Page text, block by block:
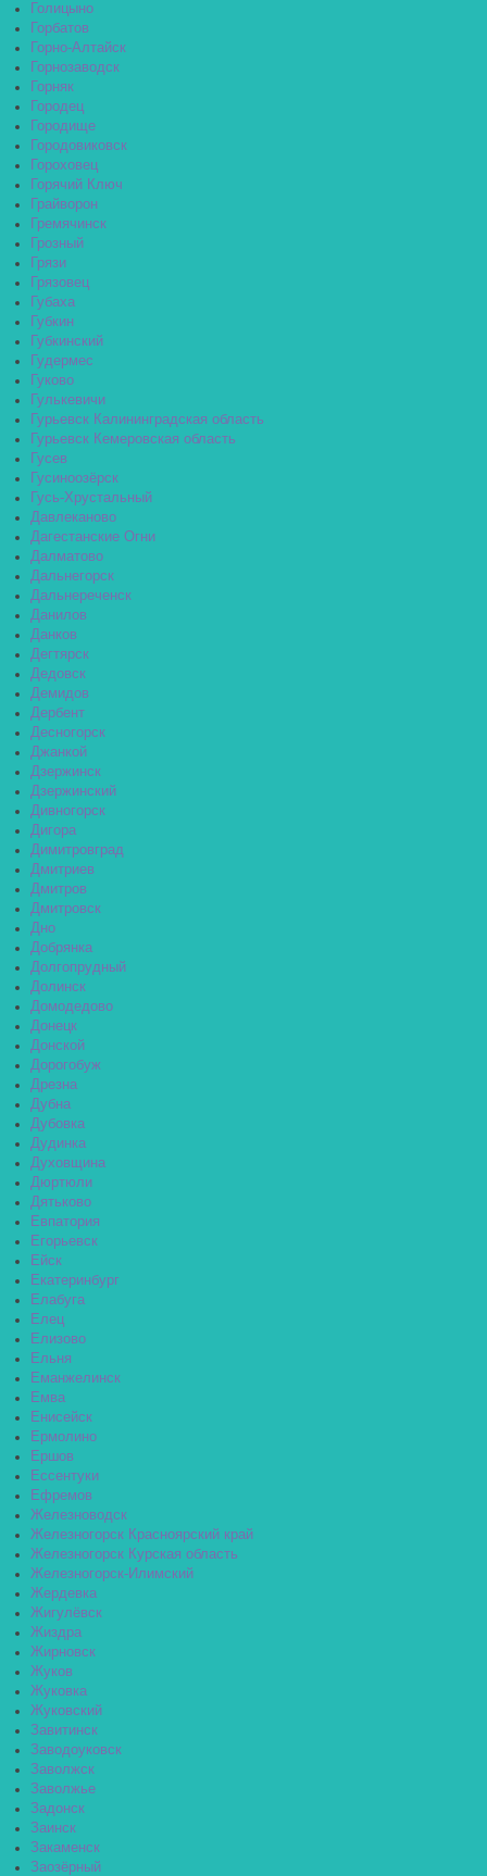
Голицыно
Горбатов
Горно-Алтайск
Горнозаводск
Горняк
Городец
Городище
Городовиковск
Гороховец
Горячий Ключ
Грайворон
Гремячинск
Грозный
Грязи
Грязовец
Губаха
Губкин
Губкинский
Гудермес
Гуково
Гулькевичи
Гурьевск Калининградская область
Гурьевск Кемеровская область
Гусев
Гусиноозёрск
Гусь-Хрустальный
Давлеканово
Дагестанские Огни
Далматово
Дальнегорск
Дальнереченск
Данилов
Данков
Дегтярск
Дедовск
Демидов
Дербент
Десногорск
Джанкой
Дзержинск
Дзержинский
Дивногорск
Дигора
Димитровград
Дмитриев
Дмитров
Дмитровск
Дно
Добрянка
Долгопрудный
Долинск
Домодедово
Донецк
Донской
Дорогобуж
Дрезна
Дубна
Дубовка
Дудинка
Духовщина
Дюртюли
Дятьково
Евпатория
Егорьевск
Ейск
Екатеринбург
Елабуга
Елец
Елизово
Ельня
Еманжелинск
Емва
Енисейск
Ермолино
Ершов
Ессентуки
Ефремов
Железноводск
Железногорск Красноярский край
Железногорск Курская область
Железногорск-Илимский
Жердевка
Жигулёвск
Жиздра
Жирновск
Жуков
Жуковка
Жуковский
Завитинск
Заводоуковск
Заволжск
Заволжье
Задонск
Заинск
Закаменск
Заозёрный